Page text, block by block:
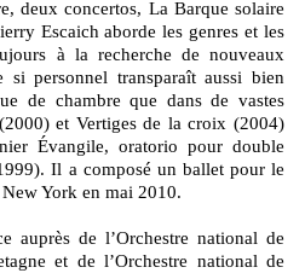
deux concertos, La Barque solaire
Escaich aborde les genres et les
à la recherche de nouveaux
si personnel transparaît aussi bien
de chambre que dans de vastes
et Vertiges de la croix (2004)
Évangile, oratorio pour double
Il a composé un ballet pour le
York en mai 2010.
auprès de l’Orchestre national de
et de l’Orchestre national de